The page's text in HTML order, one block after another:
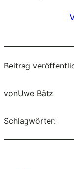
Beitrag
vonUwe Bätz
Schlagwörter: